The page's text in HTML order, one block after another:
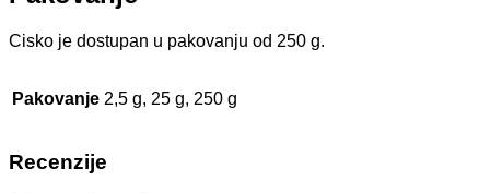
Cisko je dostupan u pakovanju od 250 g.
Pakovanje 2,5 g, 25 g, 250 g
Recenzije